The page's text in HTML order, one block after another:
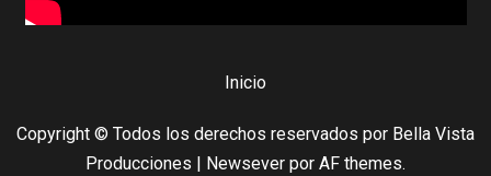
Inicio
Copyright © Todos los derechos reservados por Bella Vista
Producciones
Newsever por AF themes.